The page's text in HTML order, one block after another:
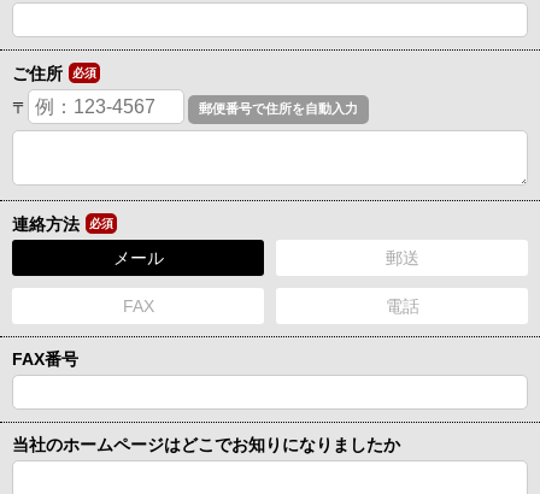
ご住所 必須
〒
連絡方法 必須
メール 郵送
FAX 電話
FAX番号
当社のホームページはどこでお知りになりましたか